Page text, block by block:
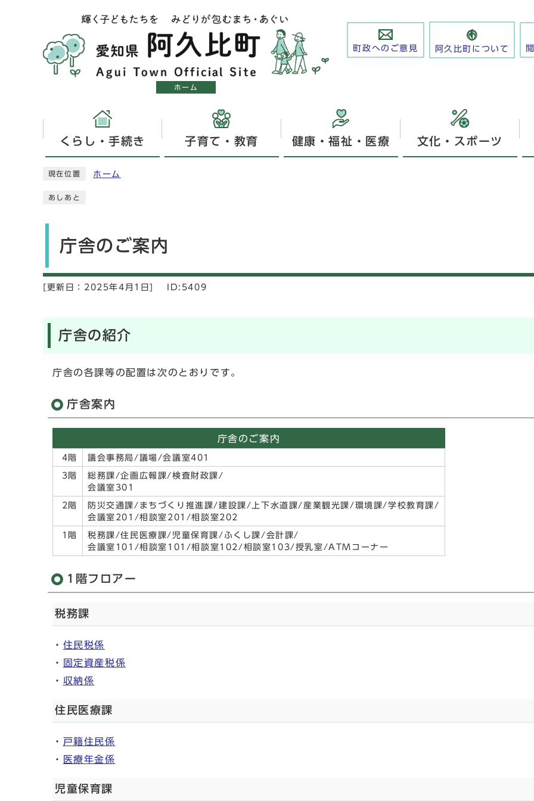
ホーム
町政へのご意見 阿久比町について
くらし・手続き 子育て・教育 健康・福祉・医療 文化・スポーツ
現在位置 ホーム
あしあと
庁舎のご案内
[更新日： 2025年4月1日] ID:5409
庁舎の紹介
庁舎の各課等の配置は次のとおりです。
庁舎案内
庁舎のご案内
4階 議会事務局/議場/会議室401
3階
総務課/企画広報課/検査財政課/
会議室301
2階
防災交通課/まちづくり推進課/建設課/上下水道課/産業観光課/環境課/学校教育課/
会議室201/相談室201/相談室202
1階
税務課/住民医療課/児童保育課/ふくし課/会計課/
会議室101/相談室101/相談室102/相談室103/授乳室/ATMコーナー
1階フロアー
税務課
・ 住民税係
・
固定資産税係
・ 収納係
住民医療課
・ 戸籍住民係
・
医療年金係
児童保育課